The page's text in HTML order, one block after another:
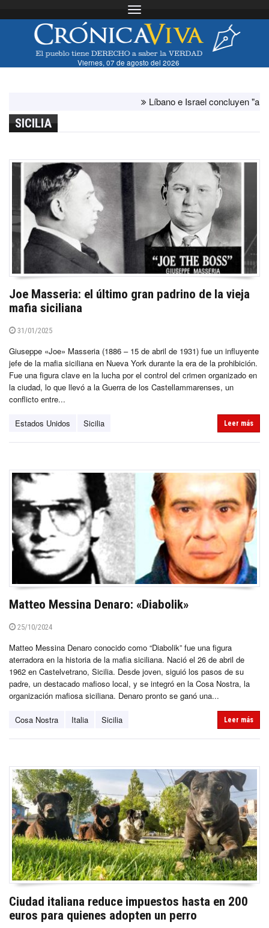
Toggle navigation
Viernes, 07 de agosto del 2026
Líbano e Israel concluyen "antes
SICILIA
Joe Masseria: el último gran padrino de la vieja
mafia siciliana
31/01/2025
Giuseppe «Joe» Masseria (1886 – 15 de abril de 1931) fue un influyente
jefe de la mafia siciliana en Nueva York durante la era de la prohibición.
Fue una figura clave en la lucha por el control del crimen organizado en
la ciudad, lo que llevó a la Guerra de los Castellammarenses, un
conflicto entre...
Estados Unidos Sicilia Leer más
Matteo Messina Denaro: «Diabolik»
25/10/2024
Matteo Messina Denaro conocido como “Diabolik” fue una figura
aterradora en la historia de la mafia siciliana. Nació el 26 de abril de
1962 en Castelvetrano, Sicilia. Desde joven, siguió los pasos de su
padre, un destacado mafioso local, y se integró en la Cosa Nostra, la
organización mafiosa siciliana. Denaro pronto se ganó una...
Cosa Nostra Italia Sicilia Leer más
Ciudad italiana reduce impuestos hasta en 200
euros para quienes adopten un perro